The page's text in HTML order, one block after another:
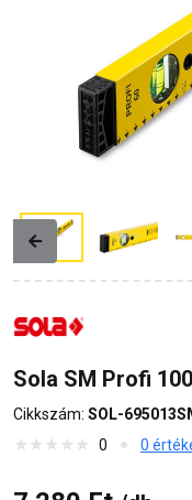
Previous
Sola SM Profi
Cikkszám: SOL-
0
0